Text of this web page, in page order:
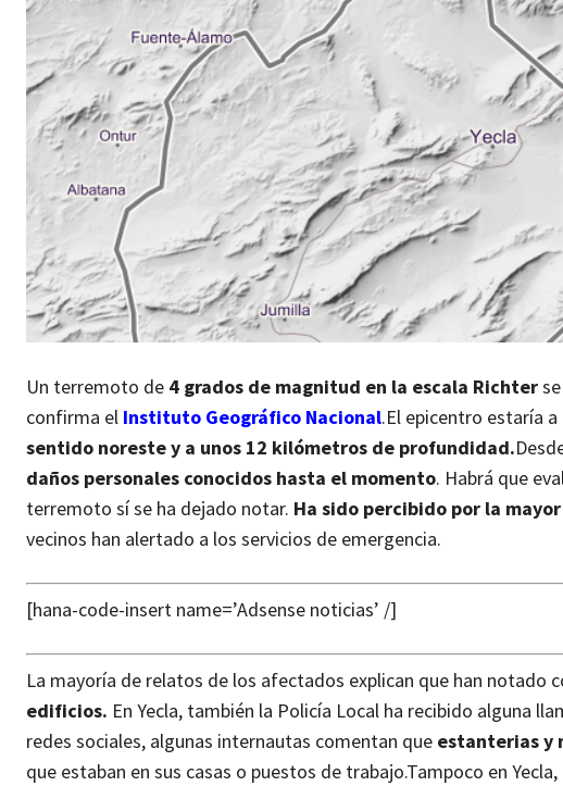
Un terremoto de 4 grados de magnitud en la escala Richter
confirma el Instituto Geográfico Nacional.El epicentro estaría
sentido noreste y a unos 12 kilómetros de profundidad.
daños personales conocidos hasta el momento. Habrá que
terremoto sí se ha dejado notar. Ha sido percibido por la
vecinos han alertado a los servicios de emergencia.
[hana-code-insert name=’Adsense noticias’ /]
La mayoría de relatos de los afectados explican que han notado
edificios. En Yecla, también la Policía Local ha recibido alguna
redes sociales, algunas internautas comentan que estanterias y
que estaban en sus casas o puestos de trabajo.Tampoco en